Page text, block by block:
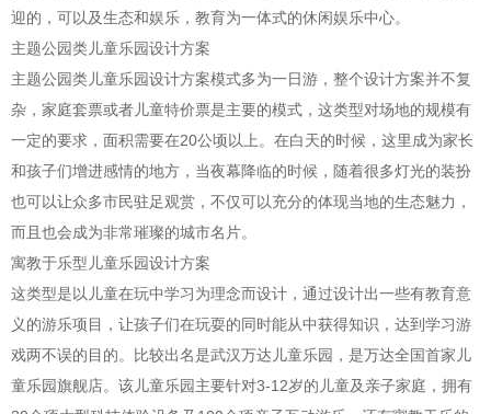
迎的，可以及生态和娱乐，教育为一体式的休闲娱乐中心。
主题公园类儿童乐园设计方案
主题公园类儿童乐园设计方案模式多为一日游，整个设计方案并不复
杂，家庭套票或者儿童特价票是主要的模式，这类型对场地的规模有
一定的要求，面积需要在20公顷以上。在白天的时候，这里成为家长
和孩子们增进感情的地方，当夜幕降临的时候，随着很多灯光的装扮
也可以让众多市民驻足观赏，不仅可以充分的体现当地的生态魅力，
而且也会成为非常璀璨的城市名片。
寓教于乐型儿童乐园设计方案
这类型是以儿童在玩中学习为理念而设计，通过设计出一些有教育意
义的游乐项目，让孩子们在玩耍的同时能从中获得知识，达到学习游
戏两不误的目的。比较出名是武汉万达儿童乐园，是万达全国首家儿
童乐园旗舰店。该儿童乐园主要针对3-12岁的儿童及亲子家庭，拥有